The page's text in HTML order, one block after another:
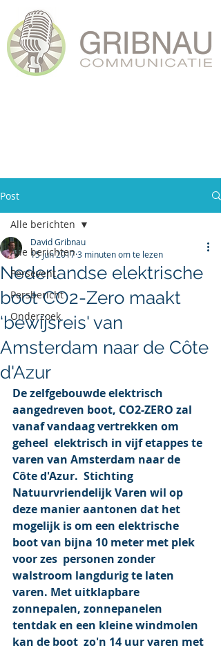
Post
Alle berichten
Persevent
Persbericht
Onderzoek
Alle berichten
Nederlandse elektrische
boot CO2-Zero maakt
‘bewijsreis' van
Amsterdam naar de Côte
d'Azur
David Gribnau
15 jun 20173 minuten om te lezen
De zelfgebouwde elektrisch
aangedreven boot, CO2-ZERO zal
vanaf vandaag vertrekken om
geheel  elektrisch in vijf etappes te
varen van Amsterdam naar de
Côte d'Azur.  Stichting
Natuurvriendelijk Varen wil op
deze manier aantonen dat het
mogelijk is om een elektrische
boot van bijna 10 meter met plek
voor zes  personen zonder
walstroom langdurig te laten
varen. Met uitklapbare
zonnepalen, zonnepanelen
tentdak en een kleine windmolen
kan de boot  zo'n 14 uur varen met